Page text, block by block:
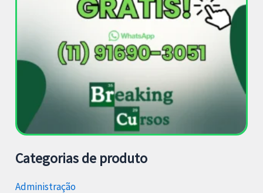
Categorias de produto
Administração